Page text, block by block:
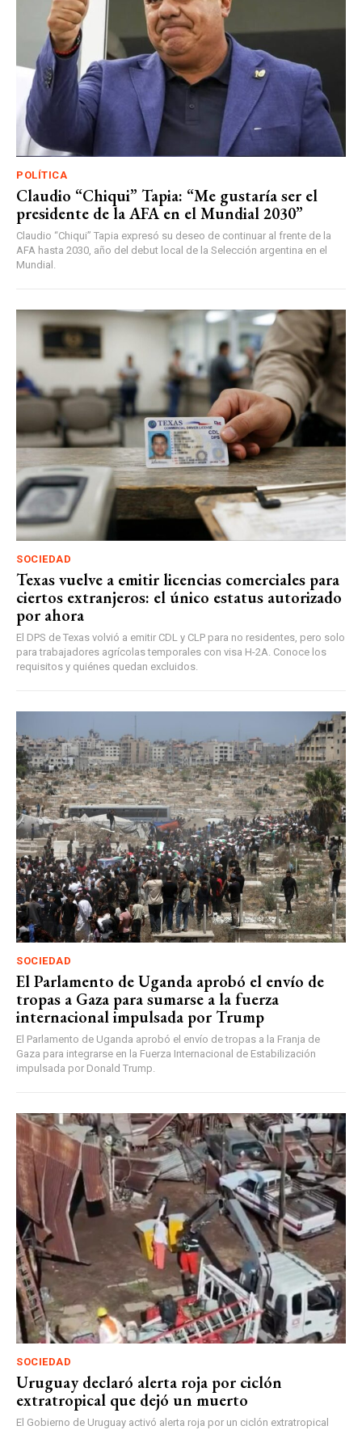
POLÍTICA
Claudio “Chiqui” Tapia: “Me gustaría ser el
presidente de la AFA en el Mundial 2030”
Claudio “Chiqui” Tapia expresó su deseo de continuar al frente de la
AFA hasta 2030, año del debut local de la Selección argentina en el
Mundial.
SOCIEDAD
Texas vuelve a emitir licencias comerciales para
ciertos extranjeros: el único estatus autorizado
por ahora
El DPS de Texas volvió a emitir CDL y CLP para no residentes, pero solo
para trabajadores agrícolas temporales con visa H-2A. Conoce los
requisitos y quiénes quedan excluidos.
SOCIEDAD
El Parlamento de Uganda aprobó el envío de
tropas a Gaza para sumarse a la fuerza
internacional impulsada por Trump
El Parlamento de Uganda aprobó el envío de tropas a la Franja de
Gaza para integrarse en la Fuerza Internacional de Estabilización
impulsada por Donald Trump.
SOCIEDAD
Uruguay declaró alerta roja por ciclón
extratropical que dejó un muerto
El Gobierno de Uruguay activó alerta roja por un ciclón extratropical